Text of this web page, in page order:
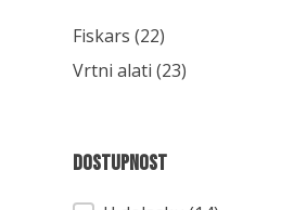
Kategorija
Fiskars(22)
Vrtni alati(23)
Dostupnost